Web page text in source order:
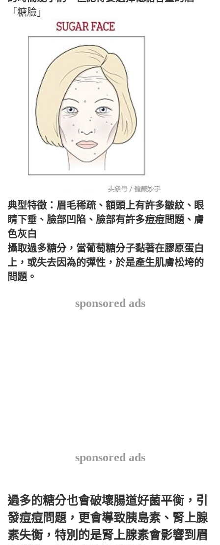
「糖臉」
典型特徵：眉毛稀疏、額頭上有許多皺紋、眼
睛下垂、臉部凹陷、臉部有許多痘痘問題、膚
色灰白
攝取過多糖分，當葡萄糖分子黏著在膠原蛋白
上，或失去因為的彈性，於是產生肌膚松垮的
問題。
sponsored ads
sponsored ads
過多的糖分也會破壞腸道好菌平衡，引
發痘痘問題，更會導致胰島素、腎上腺
素失衡，特別的是腎上腺素會影響到眉